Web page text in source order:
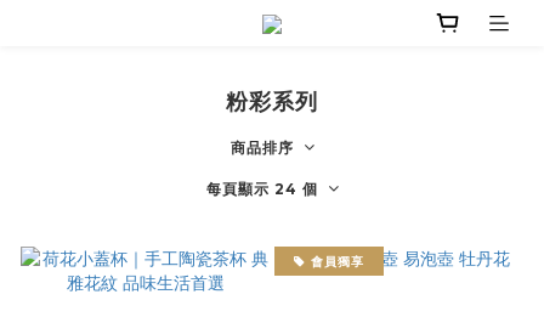
粉彩系列
商品排序
每頁顯示 24 個
會員獨享